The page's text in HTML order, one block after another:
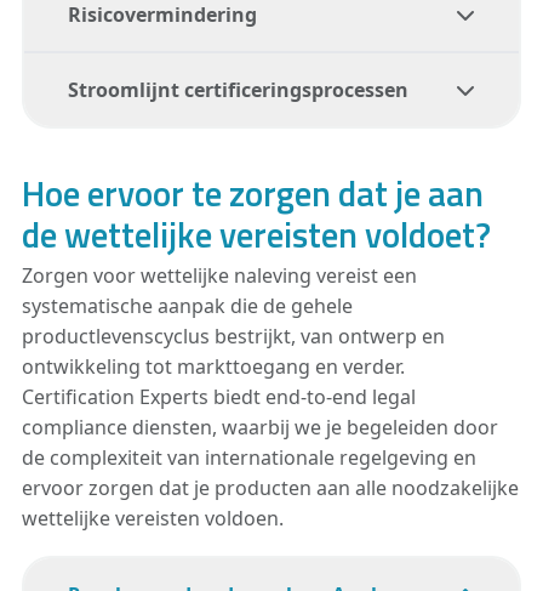
voldaan, stellen legal compliancebedrijven
grens worden voorkomen.
Risicovermindering
aan de reputatie van uw merk. Legal
compliance serviceshelpen deze risico’s te
mitigeren door ervoor te zorgen dat aan
alle regelgeving wordt voldaan.
Stroomlijnt certificeringsprocessen
Naleving van wettelijke voorschriften is vaak
een voorwaarde voor het verkrijgen van
certificeringen zoals CE-markering, UKCA-
markering of FCC-certificering.Legal
Compliance-diensten stroomlijnen het
certificeringsproces, zodat uw producten
voldoen aan alle noodzakelijke normen.
Hoe ervoor te zorgen dat je aan
de wettelijke vereisten voldoet?
Zorgen voor wettelijke naleving vereist een
systematische aanpak die de gehele
productlevenscyclus bestrijkt, van ontwerp en
ontwikkeling tot markttoegang en verder.
Certification Experts biedt end-to-end legal
compliance diensten, waarbij we je begeleiden door
de complexiteit van internationale regelgeving en
ervoor zorgen dat je producten aan alle noodzakelijke
wettelijke vereisten voldoen.